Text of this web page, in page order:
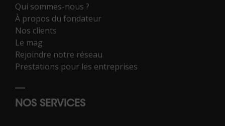
Qui sommes-nous ?
À propos du fondateur
Nos clients
Le mag
Rejoindre notre réseau
Prestations pour les entreprises
NOS SERVICES